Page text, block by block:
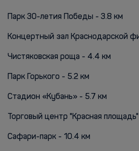
Парк 30-летия Победы - 3.8 км
Концертный зал Краснодарской
Чистяковская роща - 4.4 км
Парк Горького - 5.2 км
Стадион «Кубань» - 5.7 км
Торговый центр "Красная
Сафари-парк - 10.4 км